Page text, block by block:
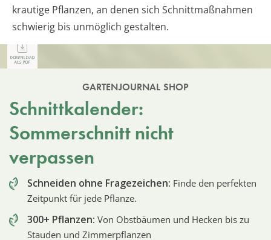
krautige Pflanzen, an denen sich Schnittmaßnahmen
schwierig bis unmöglich gestalten.
GARTENJOURNAL SHOP
Schnittkalender:
Sommerschnitt nicht
verpassen
Schneiden ohne Fragezeichen: Finde den perfekten
Zeitpunkt für jede Pflanze.
300+ Pflanzen: Von Obstbäumen und Hecken bis zu
Stauden und Zimmerpflanzen